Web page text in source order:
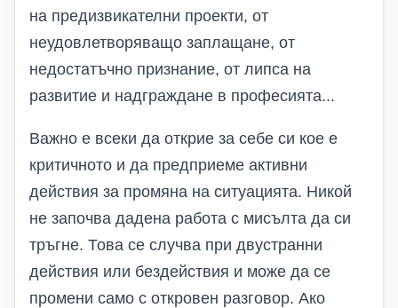
на предизвикателни проекти, от
неудовлетворяващо заплащане, от
недостатъчно признание, от липса на
развитие и надграждане в професията...
Важно е всеки да открие за себе си кое е
критичното и да предприеме активни
действия за промяна на ситуацията. Никой
не започва дадена работа с мисълта да си
тръгне. Това се случва при двустранни
действия или бездействия и може да се
промени само с откровен разговор. Ако